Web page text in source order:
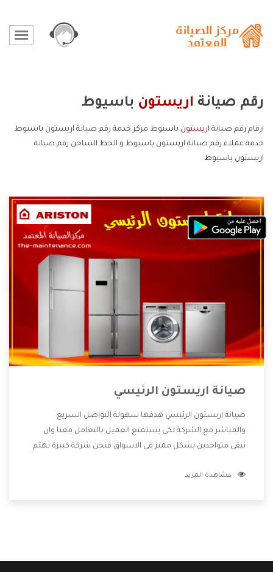
رقم صيانة اريستون باسيوط
ارقام رقم صيانة اريستون باسيوط مركز خدمة رقم صيانة اريستون باسيوط
خدمة عملاء رقم صيانة اريستون باسيوط و الخط الساخن رقم صيانة
اريستون باسيوط.
صيانة اريستون الرئيسي
صيانة اريستون الرئيسي هدفها سهولة التواصل السريع
والمباشر مع الشركة لكى يستمتع العميل بالتعامل معنا وان
نبقى متواجدين بشكل مميز فى الاسواق فنحن شركة كبيرة نهتم
الشركة بها والتى تكون منها خدمة الصيانة التى تكون من أهم
مشاهدة المزيد